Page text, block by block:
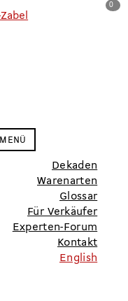
MENÜ
Dekaden
Warenarten
Glossar
Für Verkäufer
Experten-Forum
Kontakt
English
0